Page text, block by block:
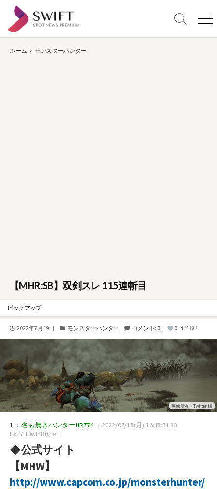
テ
検
メ
ホーム > モンスターハンター
【MHR:SB】双剣スレ 115連斬目
ピックアップ
公
2022年7月19日
カ
モンスターハンター コメント: 0 0 イイね！
画像所有：Twitter 様
1 ： 名も無きハンターHR774 ：2022/07/18(月) 16:48:31.83
ID:J7HDwInR0.net
◆公式サイト
【MHW】
http://www.capcom.co.jp/monsterhunter/